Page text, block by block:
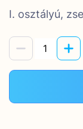
I. osztályú,